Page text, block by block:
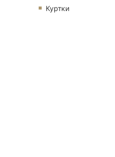
Куртки